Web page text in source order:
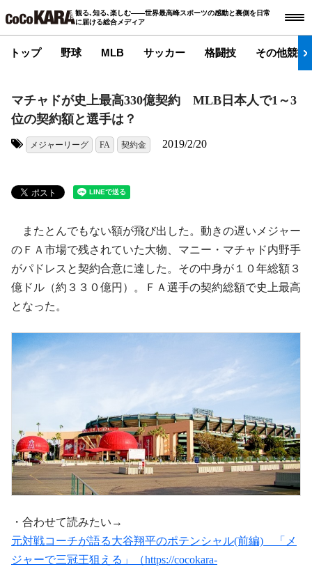
観る､知る､楽しむ――世界最高峰スポーツの感動と裏側を日常
に届ける総合メディア
トップ 野球 MLB サッカー 格闘技 その他競技
マチャドが史上最高330億契約 MLB日本人で1～3
位の契約額と選手は？
メジャーリーグ FA 契約金 2019/2/20
またとんでもない額が飛び出した。動きの遅いメジャー
のＦＡ市場で残されていた大物、マニー・マチャド内野手
がパドレスと契約合意に達した。その中身が１０年総額３
億ドル（約３３０億円）。ＦＡ選手の契約総額で史上最高
となった。
・合わせて読みたい→
元対戦コーチが語る大谷翔平のポテンシャル(前編) 「メ
ジャーで三冠王狙える」（https://cocokara-